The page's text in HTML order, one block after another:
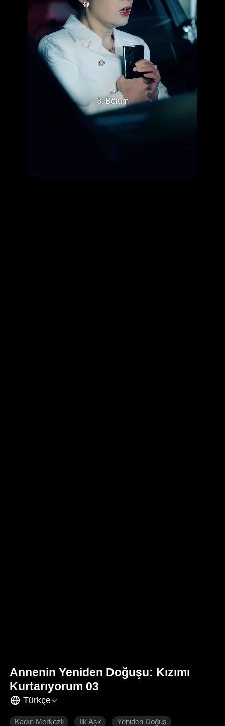
3. Bölüm
Annenin Yeniden Doğuşu: Kızımı
Kurtarıyorum 03
Türkçe
Kadın Merkezli İlk Aşk Yeniden Doğuş